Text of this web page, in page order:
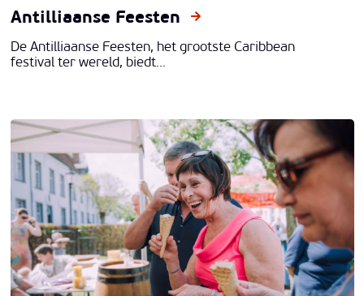
Antilliaanse Feesten
De Antilliaanse Feesten, het grootste Caribbean
festival ter wereld, biedt...